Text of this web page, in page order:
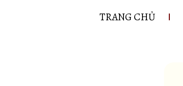
TRANG CHỦ